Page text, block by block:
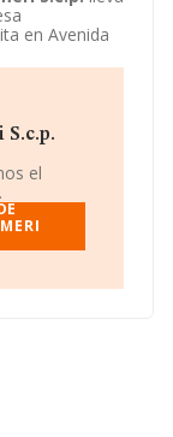
en Avenida
La
- Otras
el